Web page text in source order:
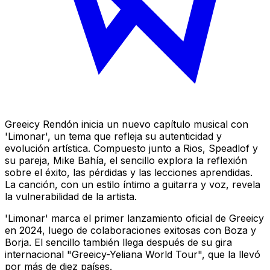
Greeicy Rendón inicia un nuevo capítulo musical con
'Limonar', un tema que refleja su autenticidad y
evolución artística. Compuesto junto a Rios, Speadlof y
su pareja, Mike Bahía, el sencillo explora la reflexión
sobre el éxito, las pérdidas y las lecciones aprendidas.
La canción, con un estilo íntimo a guitarra y voz, revela
la vulnerabilidad de la artista.
'Limonar' marca el primer lanzamiento oficial de Greeicy
en 2024, luego de colaboraciones exitosas con Boza y
Borja. El sencillo también llega después de su gira
internacional "Greeicy-Yeliana World Tour", que la llevó
por más de diez países.